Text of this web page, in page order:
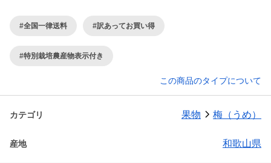
#全国一律送料 #訳あってお買い得
#特別栽培農産物表示付き
この商品のタイプについて
カテゴリ 果物 梅（うめ）
産地 和歌山県